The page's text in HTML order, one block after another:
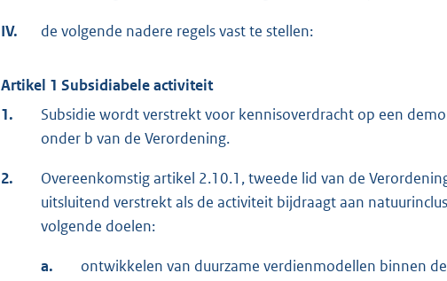
IV. de volgende nadere regels vast te stellen:
Artikel 1 Subsidiabele activiteit
1.
Subsidie wordt verstrekt voor kennisoverdracht op een
onder b van de Verordening.
2.
Overeenkomstig artikel 2.10.1, tweede lid van de
uitsluitend verstrekt als de activiteit bijdraagt aan
volgende doelen:
a.
ontwikkelen van duurzame verdienmodellen binnen